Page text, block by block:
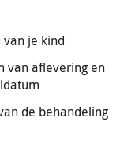
van je kind
van aflevering en
de behandeling